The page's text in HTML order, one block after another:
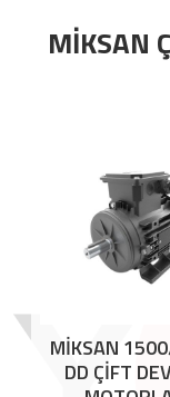
MİKSAN
MİKSAN
DD ÇİFT